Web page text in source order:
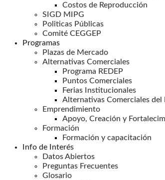
Costos de Reproducción
SIGD MIPG
Politicas Públicas
Comité CEGGEP
Programas
Plazas de Mercado
Alternativas Comerciales
Programa REDEP
Puntos Comerciales
Ferias Institucionales
Alternativas Comerciales del
Emprendimiento
Apoyo, Creación y
Formación
Formación y capacitación
Info de Interés
Datos Abiertos
Preguntas Frecuentes
Glosario